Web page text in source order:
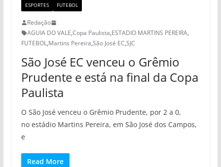
ESPORTES FUTEBOL
Redação
AGUIA DO VALE,Copa Paulista,ESTADIO MARTINS PEREIRA,
FUTEBOL,Martins Pereira,São José EC,SJC
São José EC venceu o Grêmio
Prudente e está na final da Copa
Paulista
O São José venceu o Grêmio Prudente, por 2 a 0,
no estádio Martins Pereira, em São José dos Campos,
e
Read More